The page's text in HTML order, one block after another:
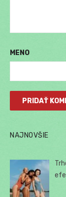
MENO
NAJNOVŠIE